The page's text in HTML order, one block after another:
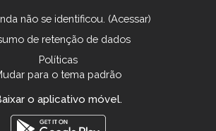
não se identificou. (Acessar)
de retenção de dados
Políticas
para o tema padrão
o aplicativo móvel.